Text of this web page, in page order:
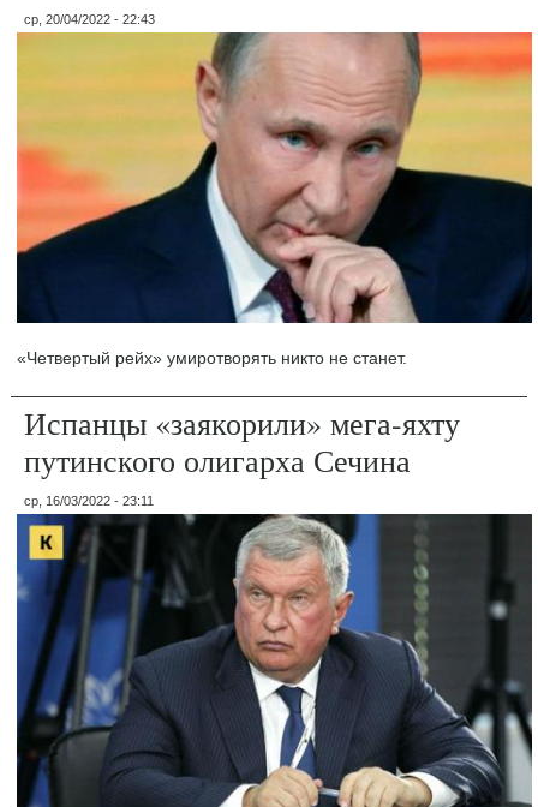
ср, 20/04/2022 - 22:43
«Четвертый рейх» умиротворять никто не станет.
Испанцы «заякорили» мега-яхту
путинского олигарха Сечина
ср, 16/03/2022 - 23:11